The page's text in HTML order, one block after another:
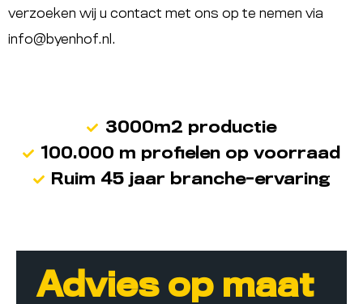
verzoeken wij u contact met ons op te nemen via
info@byenhof.nl .
3000m2 productie
100.000 m profielen op voorraad
Ruim 45 jaar branche-ervaring
Advies op maat